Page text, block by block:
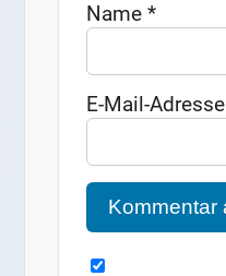
Name*
E-Mail-Adresse